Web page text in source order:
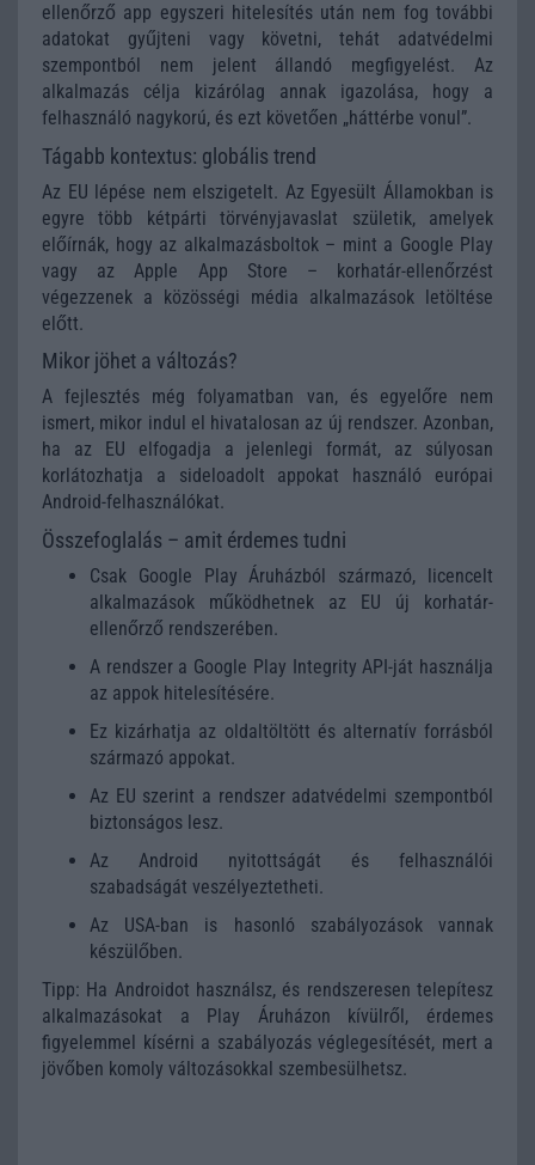
ellenőrző app egyszeri hitelesítés után nem fog további
adatokat gyűjteni vagy követni, tehát adatvédelmi
szempontból nem jelent állandó megfigyelést. Az
alkalmazás célja kizárólag annak igazolása, hogy a
felhasználó nagykorú, és ezt követően „háttérbe vonul”.
Tágabb kontextus: globális trend
Az EU lépése nem elszigetelt. Az Egyesült Államokban is
egyre több kétpárti törvényjavaslat születik, amelyek
előírnák, hogy az alkalmazásboltok – mint a Google Play
vagy az Apple App Store – korhatár-ellenőrzést
végezzenek a közösségi média alkalmazások letöltése
előtt.
Mikor jöhet a változás?
A fejlesztés még folyamatban van, és egyelőre nem
ismert, mikor indul el hivatalosan az új rendszer. Azonban,
ha az EU elfogadja a jelenlegi formát, az súlyosan
korlátozhatja a sideloadolt appokat használó európai
Android-felhasználókat.
Összefoglalás – amit érdemes tudni
Csak Google Play Áruházból származó, licencelt
alkalmazások működhetnek az EU új korhatár-
ellenőrző rendszerében.
A rendszer a Google Play Integrity API-ját használja
az appok hitelesítésére.
Ez kizárhatja az oldaltöltött és alternatív forrásból
származó appokat.
Az EU szerint a rendszer adatvédelmi szempontból
biztonságos lesz.
Az Android nyitottságát és felhasználói
szabadságát veszélyeztetheti.
Az USA-ban is hasonló szabályozások vannak
készülőben.
Tipp: Ha Androidot használsz, és rendszeresen telepítesz
alkalmazásokat a Play Áruházon kívülről, érdemes
figyelemmel kísérni a szabályozás véglegesítését, mert a
jövőben komoly változásokkal szembesülhetsz.